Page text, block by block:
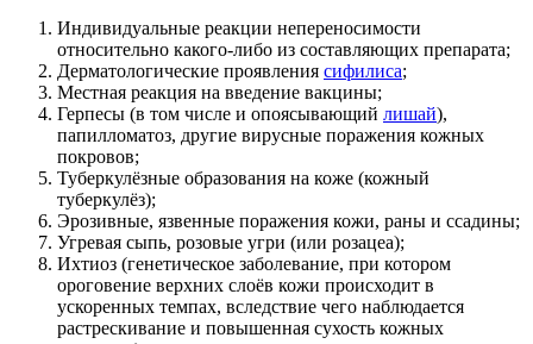
Индивидуальные реакции непереносимости
относительно какого-либо из составляющих препарата;
Дерматологические проявления сифилиса;
Местная реакция на введение вакцины;
Герпесы (в том числе и опоясывающий лишай),
папилломатоз, другие вирусные поражения кожных
покровов;
Туберкулёзные образования на коже (кожный
туберкулёз);
Эрозивные, язвенные поражения кожи, раны и ссадины;
Угревая сыпь, розовые угри (или розацеа);
Ихтиоз (генетическое заболевание, при котором
ороговение верхних слоёв кожи происходит в
ускоренных темпах, вследствие чего наблюдается
растрескивание и повышенная сухость кожных